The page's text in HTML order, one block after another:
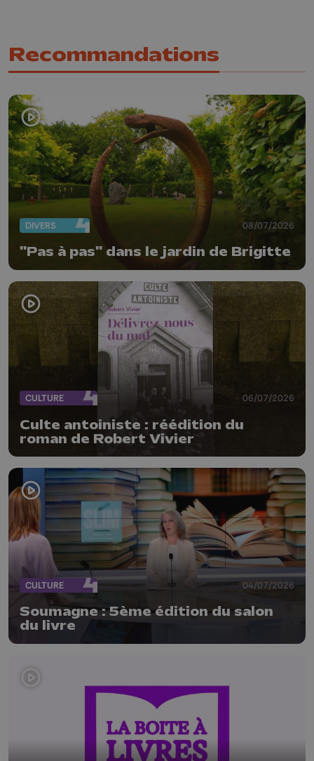
Recommandations
DIVERS 08/07/2026
"Pas à pas" dans le jardin de Brigitte
CULTURE 06/07/2026
Culte antoiniste : réédition du
roman de Robert Vivier
CULTURE 04/07/2026
Soumagne : 5ème édition du salon
du livre